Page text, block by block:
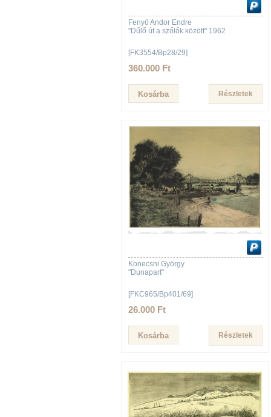
Fenyő Andor Endre
"Dűlő út a szőlők között" 1962
[FK3554/Bp28/29]
360.000 Ft
Részletek
Konecsni György
"Dunapart"
[FKC965/Bp401/69]
26.000 Ft
Részletek